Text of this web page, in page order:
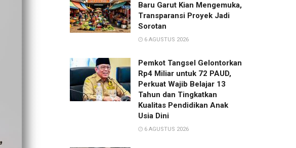
Baru Garut Kian Mengemuka,
Transparansi Proyek Jadi
Sorotan
6 AGUSTUS 2026
Pemkot Tangsel Gelontorkan
Rp4 Miliar untuk 72 PAUD,
Perkuat Wajib Belajar 13
Tahun dan Tingkatkan
Kualitas Pendidikan Anak
Usia Dini
6 AGUSTUS 2026